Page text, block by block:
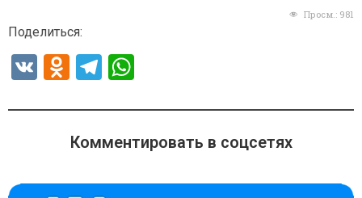
Просм.: 981
Поделиться:
V
O
n
o
T
e
gr
at
s
Комментировать в соцсетях